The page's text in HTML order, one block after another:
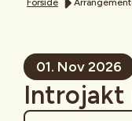
Forside
01. Nov 2026
Introjakt